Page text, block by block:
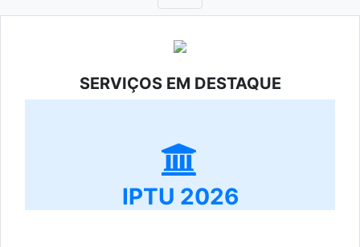
SERVIÇOS EM DESTAQUE
IPTU 2026